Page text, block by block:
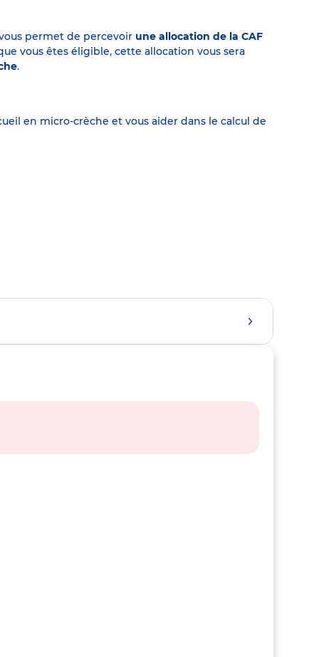
permet de percevoir une allocation de la CAF
vous êtes éligible, cette allocation vous sera
.
en micro-crèche et vous aider dans le calcul de